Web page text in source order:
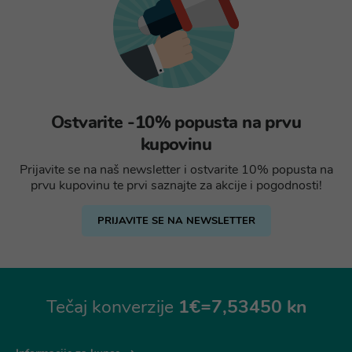
Ostvarite -10% popusta na prvu
kupovinu
Prijavite se na naš newsletter i ostvarite 10% popusta na
prvu kupovinu te prvi saznajte za akcije i pogodnosti!
PRIJAVITE SE NA NEWSLETTER
Tečaj konverzije 1€=7,53450 kn